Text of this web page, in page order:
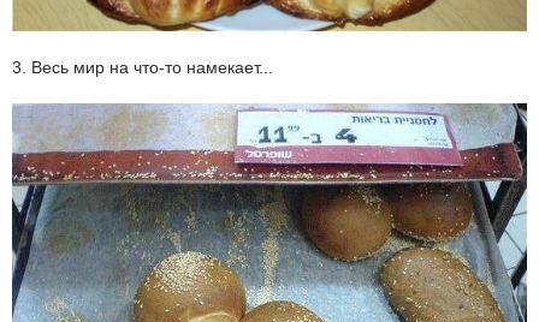
3. Весь мир на что-то намекает...